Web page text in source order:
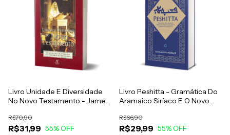
Livro Unidade E Diversidade
No Novo Testamento - James
R$31,99
R$70,90
55% OFF
Livro Peshitta - Gramática Do
Aramaico Siríaco E O Novo
Aramaico - Leonardo
Andrade
R$29,99
R$66,90
55% OFF